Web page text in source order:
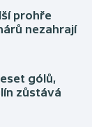
prohře
nezahrají
gólů,
zůstává